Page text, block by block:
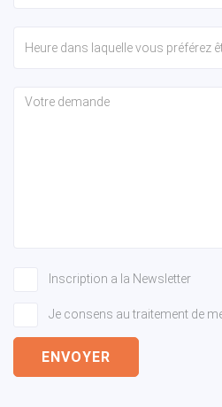
Inscription a la Newsletter
Je consens au traitement de
ENVOYER